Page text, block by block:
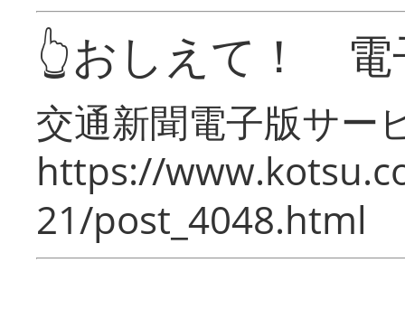
👆おしえて！ 電
交通新聞電子版サー
https://
21/post_4048.html